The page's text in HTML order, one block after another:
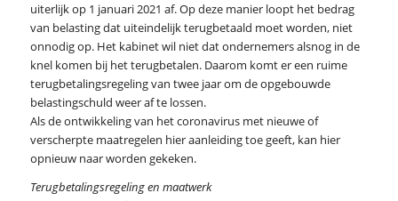
uiterlijk op 1 januari 2021 af. Op deze manier loopt het bedrag
van belasting dat uiteindelijk terugbetaald moet worden, niet
onnodig op. Het kabinet wil niet dat ondernemers alsnog in de
knel komen bij het terugbetalen. Daarom komt er een ruime
terugbetalingsregeling van twee jaar om de opgebouwde
belastingschuld weer af te lossen.
Als de ontwikkeling van het coronavirus met nieuwe of
verscherpte maatregelen hier aanleiding toe geeft, kan hier
opnieuw naar worden gekeken.
Terugbetalingsregeling en maatwerk